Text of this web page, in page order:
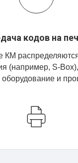
кодов на
КМ
(например, S-
оборудование и